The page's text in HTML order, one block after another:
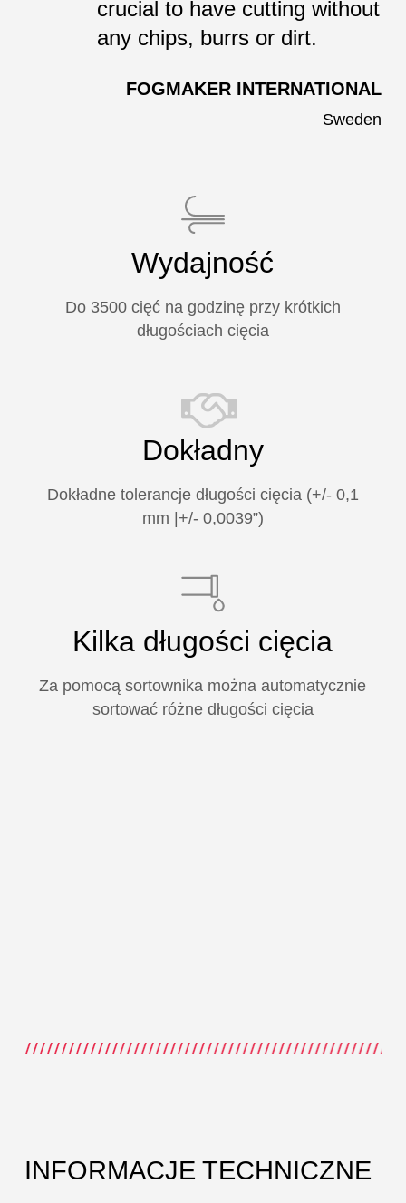
crucial to have cutting without
any chips, burrs or dirt.
FOGMAKER INTERNATIONAL
Sweden
Wydajność
Do 3500 cięć na godzinę przy krótkich
długościach cięcia
Dokładny
Dokładne tolerancje długości cięcia (+/- 0,1
mm |+/- 0,0039”)
Kilka długości cięcia
Za pomocą sortownika można automatycznie
sortować różne długości cięcia
INFORMACJE TECHNICZNE